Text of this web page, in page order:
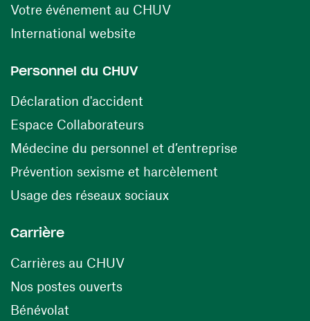
Votre événement au CHUV(ouvre une nouvelle
International website
Personnel du CHUV
Déclaration d'accident
Espace Collaborateurs(ouvre une nouvelle fenêtre)
Médecine du personnel et d’entreprise
Prévention sexisme et harcèlement
Usage des réseaux sociaux(ouvre une nouvelle
Carrière
Carrières au CHUV(ouvre une nouvelle fenêtre)
Nos postes ouverts(ouvre une nouvelle fenêtre)
Bénévolat